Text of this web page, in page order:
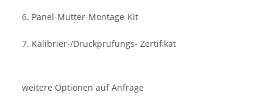
6. Panel-Mutter-Montage-Kit
7. Kalibrier-/Druckprüfungs- Zertifikat
weitere Optionen auf Anfrage